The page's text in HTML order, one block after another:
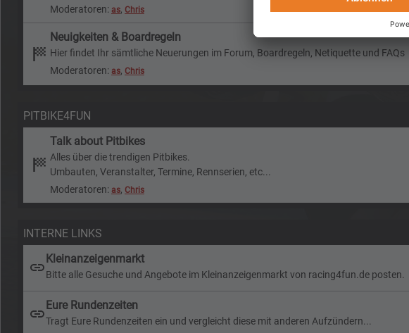
Moderatoren: as, Chris
Neuigkeiten & Boardregeln
Hier findet Ihr sämtliche Neuerungen im Forum, Boardregeln, Netiquette und FAQs
Moderatoren: as, Chris
PITBIKE4FUN
Talk about Pitbikes
Alles über die trendigen Pitbikes.
Umbauten, Veranstalter, Termine, Rennserien, etc...
Moderatoren: as, Chris
INTERNE LINKS
Kleinanzeigenmarkt
Bitte alle Gesuche und Angebote im Kleinanzeigenmarkt von racing4fun.de posten.
Eure Rundenzeiten
Tragt Eure Rundenzeiten ein und vergleicht diese mit anderen Aufzündern...